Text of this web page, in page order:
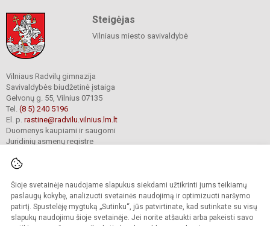
Šioje svetainėje naudojame slapukus siekdami užtikrinti jums teikiamų
paslaugų kokybę, analizuoti svetainės naudojimą ir optimizuoti naršymo
patirtį. Spustelėję mygtuką „Sutinku“, jūs patvirtinate, kad sutinkate su visų
slapukų naudojimu šioje svetainėje. Jei norite atšaukti arba pakeisti savo
Steigėjas
Vilniaus miesto savivaldybė
Vilniaus Radvilų gimnazija
Savivaldybės biudžetinė įstaiga
Gelvonų g. 55, Vilnius 07135
Tel. (8 5) 240 5196
El. p. rastine@radvilu.vilnius.lm.lt
Duomenys kaupiami ir saugomi
Juridinių asmenų registre
© 2022. Vilniaus Radvilų gimnazija. Visos teisės saugomos.
Kopijuoti turinį be raštiško gimnazijos sutikimo griežtai draudžiama.
Prieinamumo paraiška Slapukų valdymas